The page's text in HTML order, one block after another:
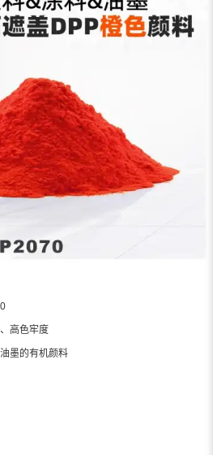
高色牢度
墨的有机颜料